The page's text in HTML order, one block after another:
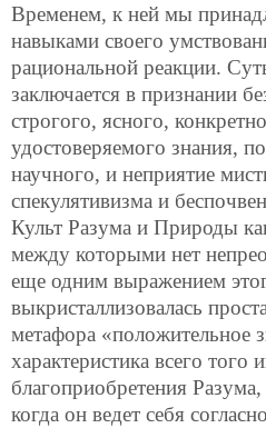
Временем, к ней мы
навыками своего
рациональной реакции.
заключается в признании
строгого, ясного,
удостоверяемого знания,
научного, и неприятие
спекулятивизма и
Культ Разума и Природы
между которыми нет
еще одним выражением
выкристаллизовалась
метафора «положительное
характеристика всего того
благоприобретения
когда он ведет себя